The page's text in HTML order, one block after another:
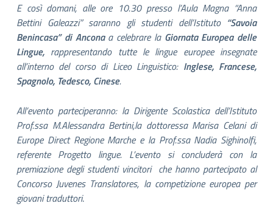
E così domani, alle ore 10.30 presso l’Aula Magna “Anna
Bettini Galeazzi” saranno gli studenti dell’Istituto “Savoia
Benincasa” di Anconaa celebrare la Giornata Europea delle
Lingue, rappresentando tutte le lingue europee insegnate
all’interno del corso di Liceo Linguistico:Inglese, Francese,
Spagnolo, Tedesco, Cinese.
All’evento parteciperanno: la Dirigente Scolastica dell’Istituto
Prof.ssa M.Alessandra Bertini,la dottoressa Marisa Celani di
Europe Direct Regione Marche e la Prof.ssa Nadia Sighinolfi,
referente Progetto lingue. L’evento si concluderà con la
premiazione degli studenti vincitori che hanno partecipato al
Concorso Juvenes Translatores, la competizione europea per
giovani traduttori.